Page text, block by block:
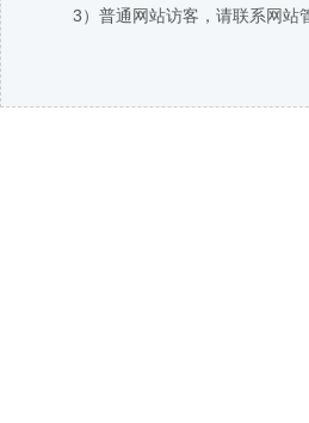
3）普通网站访客，请联系网站